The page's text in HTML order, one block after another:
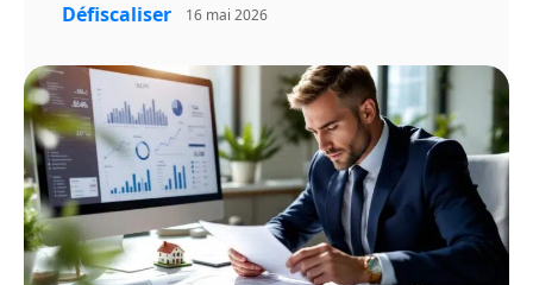
Défiscaliser 16 mai 2026